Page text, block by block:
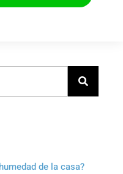
de la casa?